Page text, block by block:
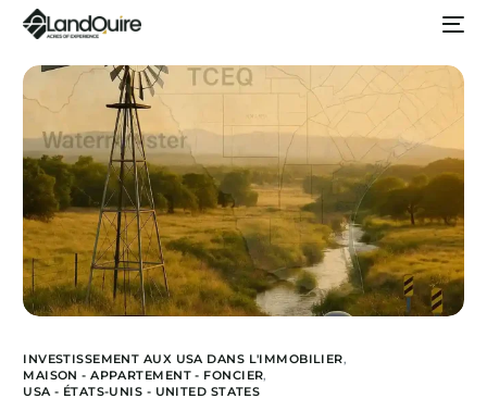
INVESTISSEMENT AUX USA DANS L'IMMOBILIER,
MAISON - APPARTEMENT - FONCIER,
USA - ÉTATS-UNIS - UNITED STATES